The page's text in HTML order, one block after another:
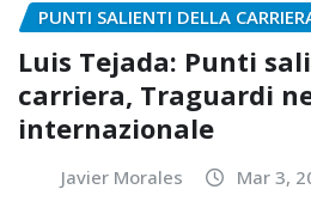
PUNTI SALIENTI DELLA
Luis Tejada: Punti
carriera, Traguardi
internazionale
Javier Morales Mar 3,